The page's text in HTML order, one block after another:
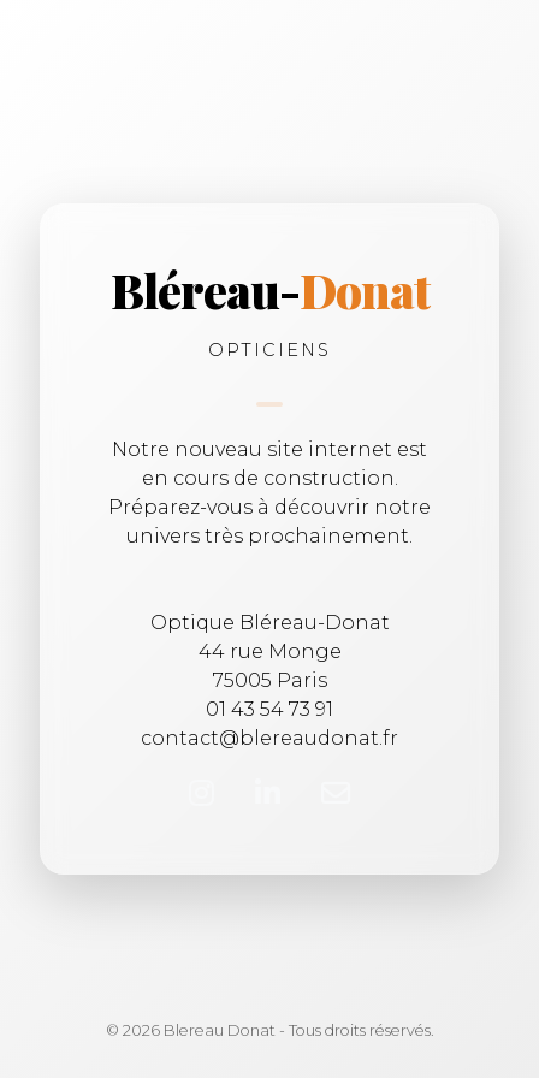
Bléreau-Donat
OPTICIENS
Notre nouveau site internet est
en cours de construction.
Préparez-vous à découvrir notre
univers très prochainement.
Optique Bléreau-Donat
44 rue Monge
75005 Paris
01 43 54 73 91
contact@blereaudonat.fr
© 2026 Blereau Donat - Tous droits réservés.